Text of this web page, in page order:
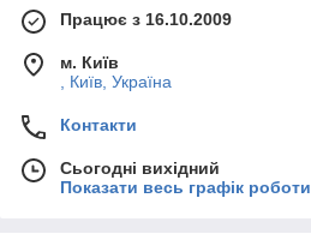
Працює з 16.10.2009
м. Київ
, Київ, Україна
Контакти
Сьогодні вихідний
Показати весь графік роботи